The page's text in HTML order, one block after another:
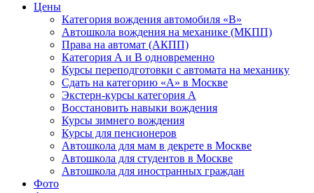
Цены
Категория вождения автомобиля «В»
Автошкола вождения на механике (МКПП)
Права на автомат (АКПП)
Категория А и В одновременно
Курсы переподготовки с автомата на механику
Сдать на категорию «А» в Москве
Экстерн-курсы категория А
Восстановить навыки вождения
Курсы зимнего вождения
Курсы для пенсионеров
Автошкола для мам в декрете в Москве
Автошкола для студентов в Москве
Автошкола для иностранных граждан
Фото